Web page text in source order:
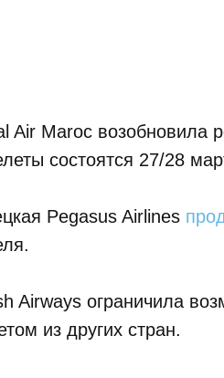
Air Maroc возобновила
состоятся 27/28
Pegasus Airlines
Airways ограничила
из других стран.